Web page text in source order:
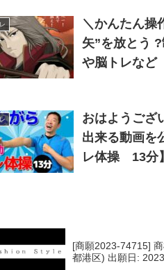
＼かんたん操作?／無料 で遊ばない❓ 左
矢”を放とう ?制限時間は30秒⏱クリックで開始 .… ほかにも✨アクション
や脳トレなど
おはようござ
出来る動画を公開致しました✨
レ体操 13分】
[商願2023-74715]
都港区) 出願日: